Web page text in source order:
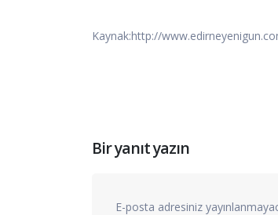
Kaynak:http://
Bir yanıt yazın
E-posta adresiniz